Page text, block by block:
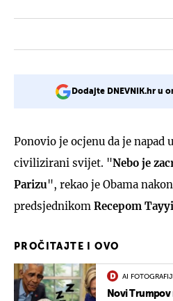
Dodajte DNEVNIK.hr u
Ponovio je ocjenu da je napad
civilizirani svijet. "Nebo je
Parizu", rekao je Obama
predsjednikom Recepom
PROČITAJTE I OVO
AI
Novi Trumpov